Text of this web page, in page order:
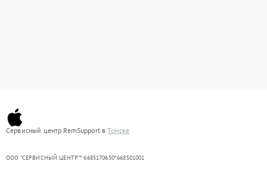
Сервисный центр RemSupport вТомске
ООО "СЕРВИСНЫЙ ЦЕНТР"* 6685170650*668501001